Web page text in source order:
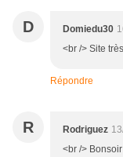
D Domiedu30
<br /> Site
Répondre
R Rodriguez
<br />